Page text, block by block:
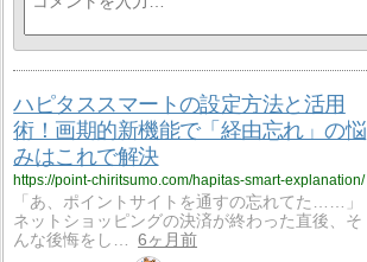
ハピタススマートの設定方法と活用
術！画期的新機能で「経由忘れ」の悩
みはこれで解決
https://point-chiritsumo.com/hapitas-smart-explanation/
「あ、ポイントサイトを通すの忘れてた……」
ネットショッピングの決済が終わった直後、そ
んな後悔をし…
6ヶ月前